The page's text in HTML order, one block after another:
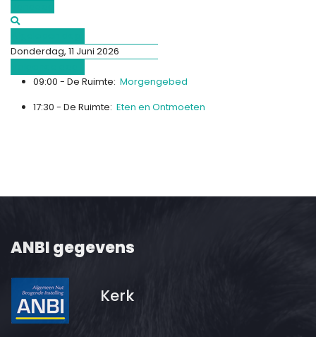
Donderdag, 11 Juni 2026
09:00 - De Ruimte: Morgengebed
17:30 - De Ruimte: Eten en Ontmoeten
ANBI gegevens
Kerk